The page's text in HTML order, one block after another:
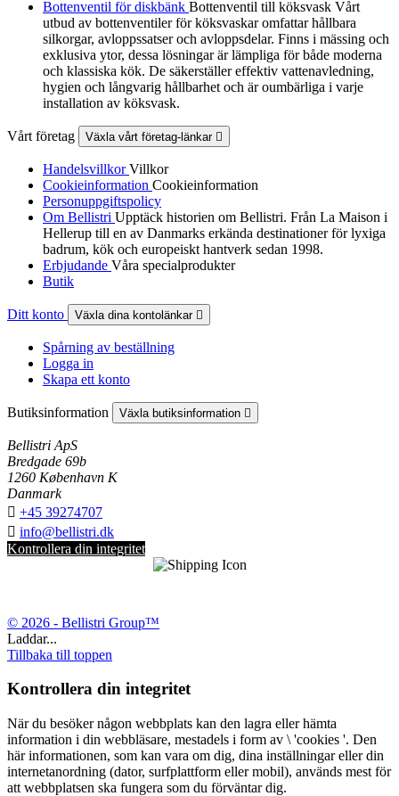
Bottenventil för diskbänk Bottenventil till köksvask Vårt
utbud av bottenventiler för köksvaskar omfattar hållbara
silkorgar, avloppssatser och avloppsdelar. Finns i mässing och
exklusiva ytor, dessa lösningar är lämpliga för både moderna
och klassiska kök. De säkerställer effektiv vattenavledning,
hygien och långvarig hållbarhet och är oumbärliga i varje
installation av köksvask.
Vårt företag Växla vårt företag-länkar 
HandelsvillkorVillkor
Cookieinformation Cookieinformation
Personuppgiftspolicy
Om Bellistri Upptäck historien om Bellistri. Från La Maison i
Hellerup till en av Danmarks erkända destinationer för lyxiga
badrum, kök och europeiskt hantverk sedan 1998.
Erbjudande Våra specialprodukter
Butik
Ditt konto Växla dina kontolänkar 
Spårning av beställning
Logga in
Skapa ett konto
Butiksinformation Växla butiksinformation 
Bellistri ApS
Bredgade 69b
1260 København K
Danmark
 +45 39274707
 info@bellistri.dk
Kontrollera din integritet
© 2026 - Bellistri Group™
Laddar...
Tillbaka till toppen
Kontrollera din integritet
När du besöker någon webbplats kan den lagra eller hämta
information i din webbläsare, mestadels i form av \ 'cookies '. Den
här informationen, som kan vara om dig, dina inställningar eller din
internetanordning (dator, surfplattform eller mobil), används mest för
att webbplatsen ska fungera som du förväntar dig.